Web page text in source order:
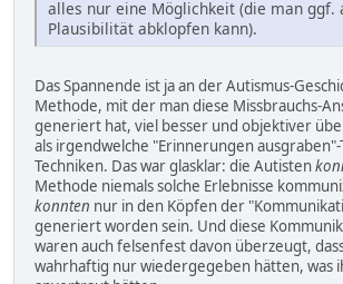
alles nur eine Möglichkeit (die man ggf.
Plausibilität abklopfen kann).
Das Spannende ist ja an der Autismus-
Methode, mit der man diese Missbrauchs-
generiert hat, viel besser und objektiver
als irgendwelche "Erinnerungen
Techniken. Das war glasklar: die Autisten
Methode niemals solche Erlebnisse
konnten nur in den Köpfen der
generiert worden sein. Und diese
waren auch felsenfest davon überzeugt,
wahrhaftig nur wiedergegeben hätten, was